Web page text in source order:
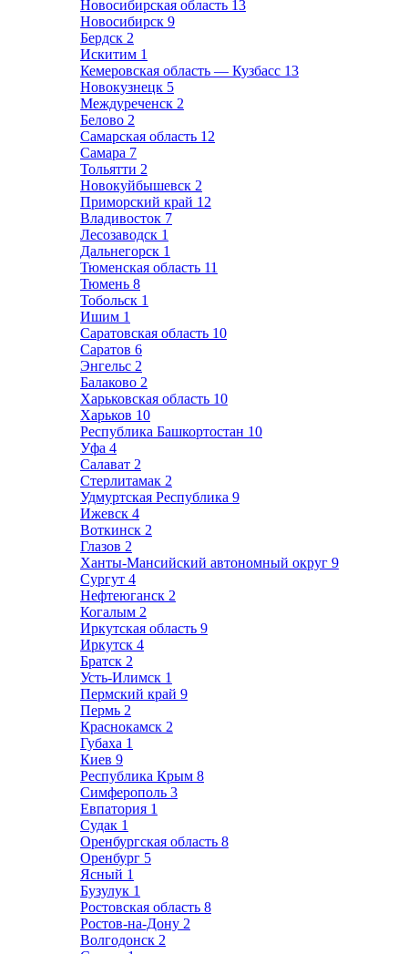
Новосибирская область 13
Новосибирск 9
Бердск 2
Искитим 1
Кемеровская область — Кузбасс 13
Новокузнецк 5
Междуреченск 2
Белово 2
Самарская область 12
Самара 7
Тольятти 2
Новокуйбышевск 2
Приморский край 12
Владивосток 7
Лесозаводск 1
Дальнегорск 1
Тюменская область 11
Тюмень 8
Тобольск 1
Ишим 1
Саратовская область 10
Саратов 6
Энгельс 2
Балаково 2
Харьковская область 10
Харьков 10
Республика Башкортостан 10
Уфа 4
Салават 2
Стерлитамак 2
Удмуртская Республика 9
Ижевск 4
Воткинск 2
Глазов 2
Ханты-Мансийский автономный округ 9
Сургут 4
Нефтеюганск 2
Когалым 2
Иркутская область 9
Иркутск 4
Братск 2
Усть-Илимск 1
Пермский край 9
Пермь 2
Краснокамск 2
Губаха 1
Киев 9
Республика Крым 8
Симферополь 3
Евпатория 1
Судак 1
Оренбургская область 8
Оренбург 5
Ясный 1
Бузулук 1
Ростовская область 8
Ростов-на-Дону 2
Волгодонск 2